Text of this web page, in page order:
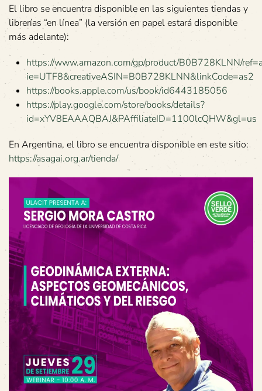
El libro se encuentra disponible en las siguientes tiendas y
librerías “en línea” (la versión en papel estará disponible
más adelante):
https://www.amazon.com/gp/product/B0B728KLNN/
ie=UTF8&creativeASIN=B0B728KLNN&linkCode=as2
https://books.apple.com/us/book/id6443185056
https://play.google.com/store/books/details?
id=xYV8EAAAQBAJ&PAffiliateID=1100lcQHW&gl=us
En Argentina, el libro se encuentra disponible en este sitio:
https://asagai.org.ar/tienda/